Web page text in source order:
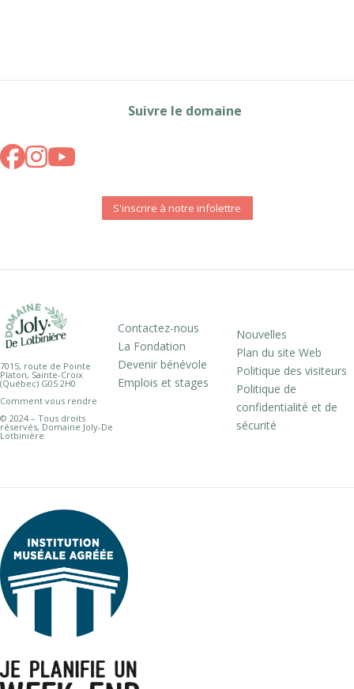
Suivre le domaine
S'inscrire à notre infolettre
7015, route de Pointe
Platon, Sainte-Croix
(Québec) G0S 2H0
Comment vous rendre
© 2024 – Tous droits
réservés, Domaine Joly-De
Lotbinière
Contactez-nous
La Fondation
Devenir bénévole
Emplois et stages
Nouvelles
Plan du site Web
Politique des visiteurs
Politique de
confidentialité et de
sécurité